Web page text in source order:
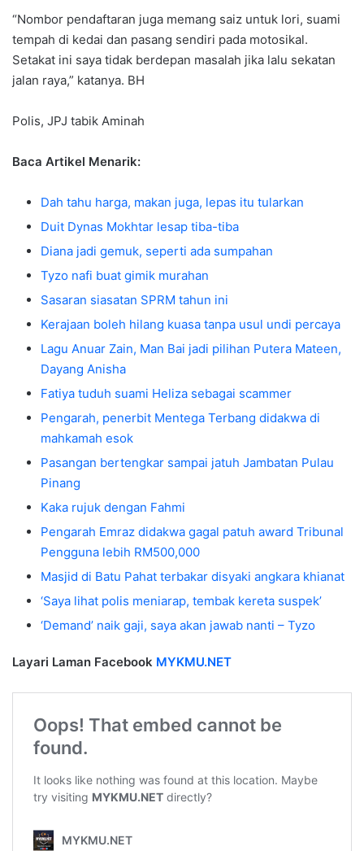
“Nombor pendaftaran juga memang saiz untuk lori, suami
tempah di kedai dan pasang sendiri pada motosikal.
Setakat ini saya tidak berdepan masalah jika lalu sekatan
jalan raya,” katanya. BH
Polis, JPJ tabik Aminah
Baca Artikel Menarik:
Dah tahu harga, makan juga, lepas itu tularkan
Duit Dynas Mokhtar lesap tiba-tiba
Diana jadi gemuk, seperti ada sumpahan
Tyzo nafi buat gimik murahan
Sasaran siasatan SPRM tahun ini
Kerajaan boleh hilang kuasa tanpa usul undi percaya
Lagu Anuar Zain, Man Bai jadi pilihan Putera Mateen,
Dayang Anisha
Fatiya tuduh suami Heliza sebagai scammer
Pengarah, penerbit Mentega Terbang didakwa di
mahkamah esok
Pasangan bertengkar sampai jatuh Jambatan Pulau
Pinang
Kaka rujuk dengan Fahmi
Pengarah Emraz didakwa gagal patuh award Tribunal
Pengguna lebih RM500,000
Masjid di Batu Pahat terbakar disyaki angkara khianat
‘Saya lihat polis meniarap, tembak kereta suspek’
‘Demand’ naik gaji, saya akan jawab nanti – Tyzo
Layari Laman Facebook MYKMU.NET